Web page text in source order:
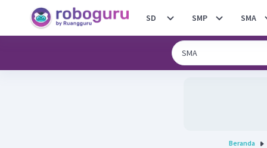
SD SMP SMA
Beranda